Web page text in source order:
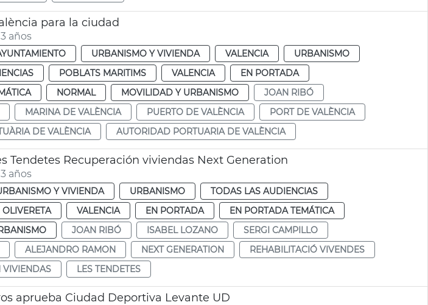
para la ciudad
años
URBANISMO Y VIVIENDA VALENCIA
URBANISMO
POBLATS MARITIMS VALENCIA
EN PORTADA
NORMAL MOVILIDAD Y URBANISMO
JOAN RIBÓ
MARINA DE VALÈNCIA PUERTO DE VALÈNCIA
PORT DE VALÈNCIA
DE VALÈNCIA
AUTORIDAD PORTUARIA DE VALÈNCIA
Tendetes Recuperación viviendas Next Generation
años
Y VIVIENDA URBANISMO
TODAS LAS AUDIENCIAS
OLIVERETA VALENCIA EN PORTADA
EN PORTADA TEMÁTICA
JOAN RIBÓ ISABEL LOZANO
SERGI CAMPILLO
ALEJANDRO RAMON NEXT GENERATION
REHABILITACIÓ VIVENDES
VIVIENDAS
LES TENDETES
aprueba Ciudad Deportiva Levante UD